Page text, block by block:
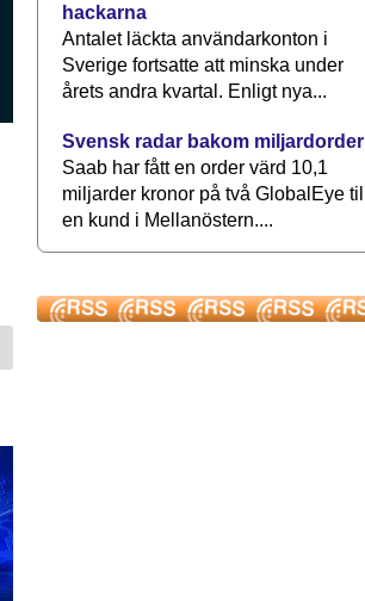
hackarna
Antalet läckta användarkonton i
Sverige fortsatte att minska under
årets andra kvartal. Enligt nya...
Svensk radar bakom miljardorder
Saab har fått en order värd 10,1
miljarder kronor på två GlobalEye till
en kund i Mellanöstern....